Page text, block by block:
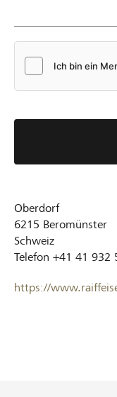
Oberdorf
6215 Beromünster
Schweiz
Telefon +41 41 932
https://